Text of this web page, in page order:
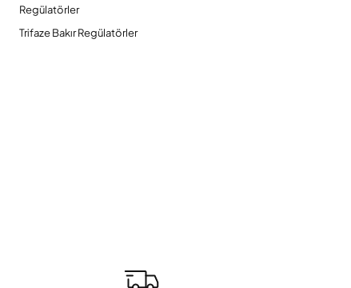
Regülatörler
Trifaze Bakır Regülatörler